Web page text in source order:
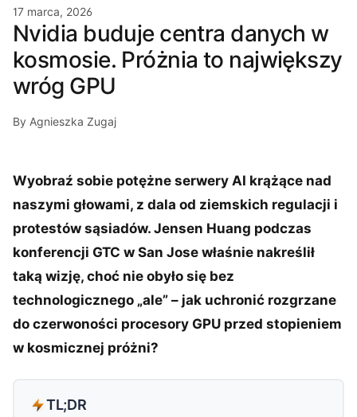
17 marca, 2026
Nvidia buduje centra danych w
kosmosie. Próżnia to największy
wróg GPU
By Agnieszka Zugaj
Wyobraź sobie potężne serwery AI krążące nad
naszymi głowami, z dala od ziemskich regulacji i
protestów sąsiadów. Jensen Huang podczas
konferencji GTC w San Jose właśnie nakreślił
taką wizję, choć nie obyło się bez
technologicznego „ale” – jak uchronić rozgrzane
do czerwoności procesory GPU przed stopieniem
w kosmicznej próżni?
TL;DR